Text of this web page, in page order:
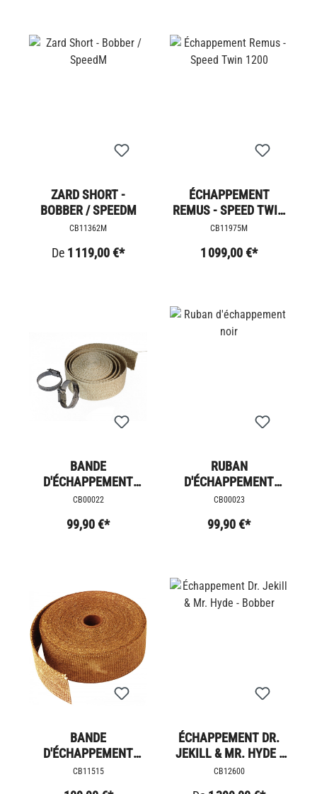
ZARD SHORT -
BOBBER / SPEEDM
CB11362M
De 1 119,00 €*
ÉCHAPPEMENT
REMUS - SPEED TWIN
1200
CB11975M
1 099,00 €*
BANDE
D'ÉCHAPPEMENT
CRÈME
CB00022
99,90 €*
RUBAN
D'ÉCHAPPEMENT
NOIR
CB00023
99,90 €*
BANDE
D'ÉCHAPPEMENT
CUIVRE
CB11515
ÉCHAPPEMENT DR.
JEKILL & MR. HYDE -
BOBBER
CB12600